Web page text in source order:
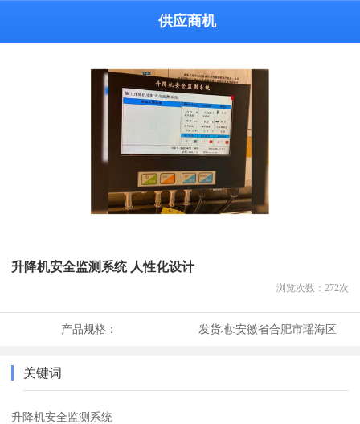
供应商机
升降机安全监测系统 人性化设计
浏览次数： 272次
产品规格： 发货地:安徽省合肥市瑶海区
关键词
升降机安全监测系统